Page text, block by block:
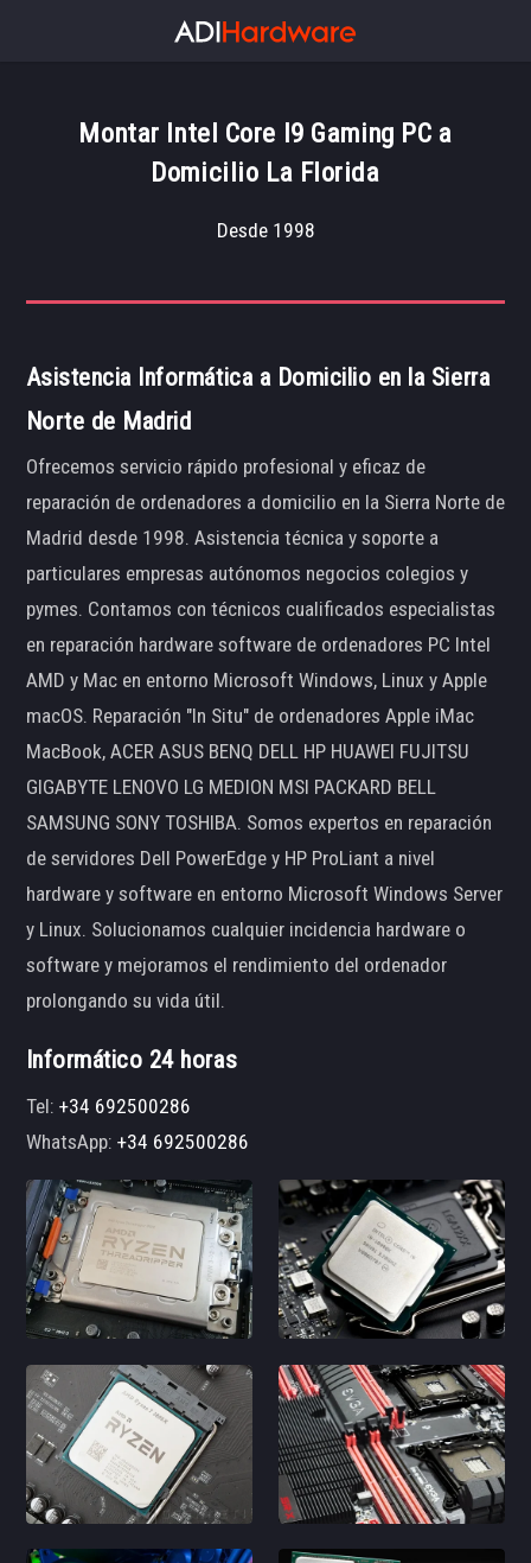
Montar Intel Core I9 Gaming PC a
Domicilio La Florida
Desde 1998
Asistencia Informática a Domicilio en la Sierra
Norte de Madrid
Ofrecemos servicio rápido profesional y eficaz de
reparación de ordenadores a domicilio en la Sierra Norte de
Madrid desde 1998. Asistencia técnica y soporte a
particulares empresas autónomos negocios colegios y
pymes. Contamos con técnicos cualificados especialistas
en reparación hardware software de ordenadores PC Intel
AMD y Mac en entorno Microsoft Windows, Linux y Apple
macOS. Reparación "In Situ" de ordenadores Apple iMac
MacBook, ACER ASUS BENQ DELL HP HUAWEI FUJITSU
GIGABYTE LENOVO LG MEDION MSI PACKARD BELL
SAMSUNG SONY TOSHIBA. Somos expertos en reparación
de servidores Dell PowerEdge y HP ProLiant a nivel
hardware y software en entorno Microsoft Windows Server
y Linux. Solucionamos cualquier incidencia hardware o
software y mejoramos el rendimiento del ordenador
prolongando su vida útil.
Informático 24 horas
Tel:+34 692500286
WhatsApp:+34 692500286